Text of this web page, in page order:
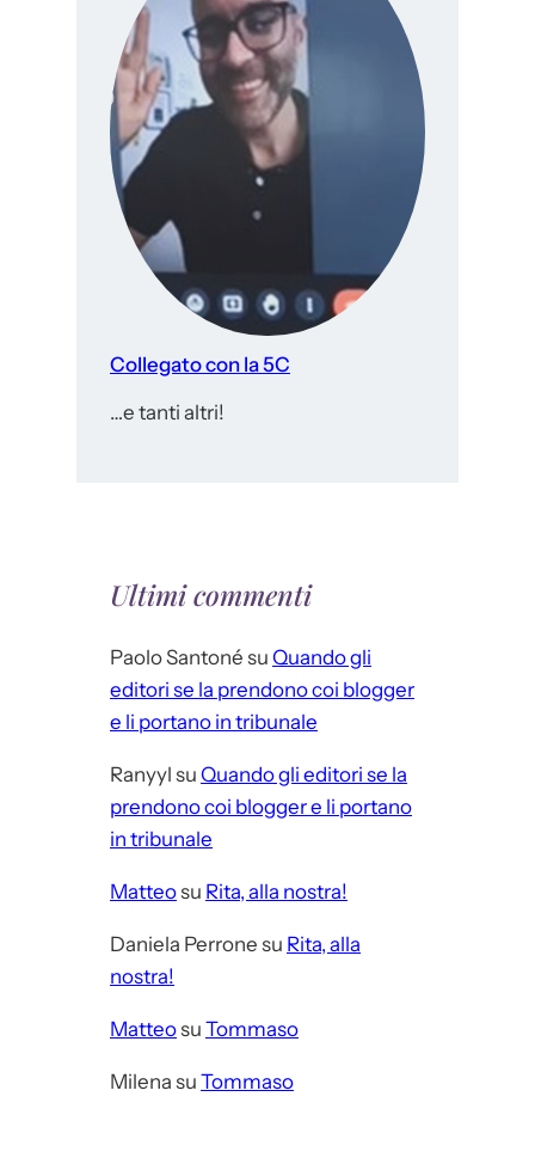
Collegato con la 5C
…e tanti altri!
Ultimi commenti
Paolo Santoné su Quando gli
editori se la prendono coi blogger
e li portano in tribunale
Ranyyl su Quando gli editori se la
prendono coi blogger e li portano
in tribunale
Matteosu Rita, alla nostra!
Daniela Perrone su Rita, alla
nostra!
Matteosu Tommaso
Milena su Tommaso